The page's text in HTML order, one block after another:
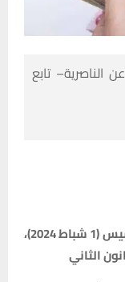
الناصرية– تابع
اعلنت حكومة إقليم كردستان ، اليوم الخميس (1 شباط 2024)،
الثاني